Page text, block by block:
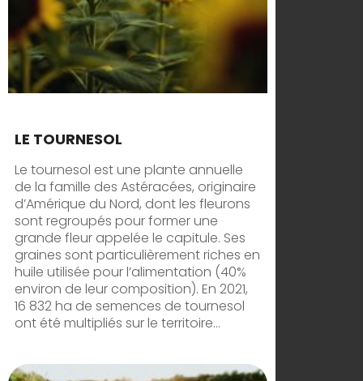
LE TOURNESOL
Le tournesol est une plante annuelle
de la famille des Astéracées, originaire
d’Amérique du Nord, dont les fleurons
sont regroupés pour former une
grande fleur appelée le capitule. Ses
graines sont particulièrement riches en
huile utilisée pour l’alimentation (40%
environ de leur composition). En 2021,
16 832 ha de semences de tournesol
ont été multipliés sur le territoire...